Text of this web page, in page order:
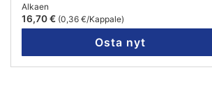
Alkaen
16,70 € (0,36 €/Kappale)
Osta nyt